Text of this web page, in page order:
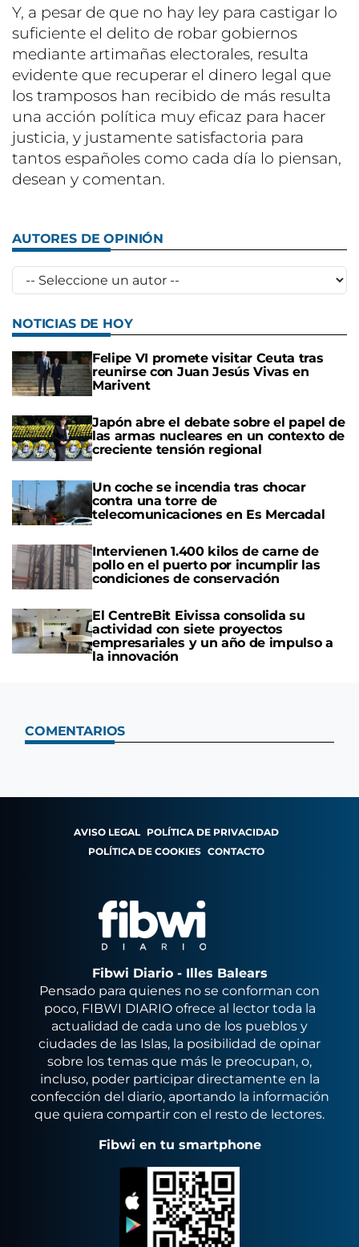
Y, a pesar de que no hay ley para castigar lo
suficiente el delito de robar gobiernos
mediante artimañas electorales, resulta
evidente que recuperar el dinero legal que
los tramposos han recibido de más resulta
una acción política muy eficaz para hacer
justicia, y justamente satisfactoria para
tantos españoles como cada día lo piensan,
desean y comentan.
AUTORES DE OPINIÓN
NOTICIAS DE HOY
Felipe VI promete visitar Ceuta tras
reunirse con Juan Jesús Vivas en
Marivent
Japón abre el debate sobre el papel de
las armas nucleares en un contexto de
creciente tensión regional
Un coche se incendia tras chocar
contra una torre de
telecomunicaciones en Es Mercadal
Intervienen 1.400 kilos de carne de
pollo en el puerto por incumplir las
condiciones de conservación
El CentreBit Eivissa consolida su
actividad con siete proyectos
empresariales y un año de impulso a
la innovación
COMENTARIOS
AVISO LEGAL POLÍTICA DE PRIVACIDAD
POLÍTICA DE COOKIES CONTACTO
Fibwi Diario - Illes Balears
Pensado para quienes no se conforman con
poco, FIBWI DIARIO ofrece al lector toda la
actualidad de cada uno de los pueblos y
ciudades de las Islas, la posibilidad de opinar
sobre los temas que más le preocupan, o,
incluso, poder participar directamente en la
confección del diario, aportando la información
que quiera compartir con el resto de lectores.
Fibwi en tu smartphone